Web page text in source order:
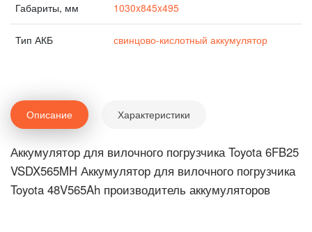
Габариты, мм 1030x845x495
Тип АКБ свинцово-кислотный аккумулятор
Описание Характеристики
Аккумулятор для вилочного погрузчика Toyota 6FB25
VSDX565MH Аккумулятор для вилочного погрузчика
Toyota 48V565Ah производитель аккумуляторов